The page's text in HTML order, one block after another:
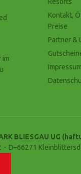
im
Kontakt,
Preise
Partner &
Impressum
BLIESGAU UG
D–66271